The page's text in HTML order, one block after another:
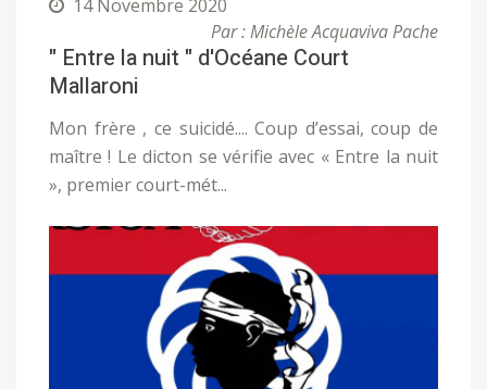
14 Novembre 2020
Par : Michèle Acquaviva Pache
" Entre la nuit " d'Océane Court
Mallaroni
Mon frère , ce suicidé.... Coup d’essai, coup de
maître ! Le dicton se vérifie avec « Entre la nuit
», premier court-mét...